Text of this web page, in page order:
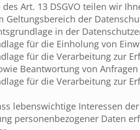
des Art. 13 DSGVO teilen wir
Geltungsbereich der
in der
für die Einholung von
für die Verarbeitung zur
Beantwortung von Anfragen
für die Verarbeitung zur
lebenswichtige Interessen
personenbezogener Daten